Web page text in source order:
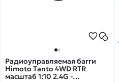
Радиоуправляемая багги
Himoto Tanto 4WD RTR
масштаб 1:10 2.4G -